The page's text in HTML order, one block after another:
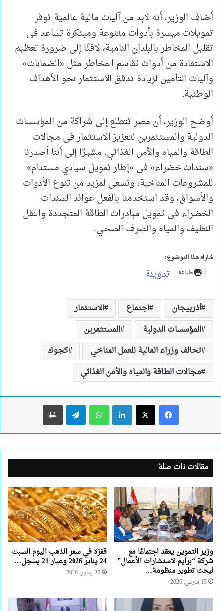
أضاف الوزير، أنه لابد من آليات مالية عالمية توفر
تمويلات ميسرة بأدوات متنوعة ومبتكرة تساعد فى
تقليل المخاطر بالبلدان النامية، لافتًا إلى ضرورة تعظيم
الاستفادة من أدوات تقاسم المخاطر مثل «الضمانات»
وآليات التأمين لزيادة تدفق الاستثمار نحو الأهداف
الوطنية.
أوضح الوزير، أن مصر تتطلع إلى شراكة من المؤسسات
الدولية والمستثمرين لتعزيز الاستثمار فى مجالات
الطاقة والمياه والأمن الغذائي، مشيرًا إلى أننا أصدرنا
«سندات خضراء» فى «إطار تمويل سيادي مستدام»
للمشروعات المناخية، ونسعى لمزيد من تنوع الأدوات
والأسواق، وقد استخدمنا بالفعل عوائد السندات
الخضراء فى تمويل مبادرات الطاقة المتجددة والنقل
النظيف والمياه والصرف الصحي.
شارك هذا الموضوع:
طباعة تدوينة
أذربيجان اجتماع
الاستثمار
المؤسسات الدولية
المستثمرين
تحالف وزراء المالية للعمل المناخي
كجوك
مجالات الطاقة والمياه والأمن الغذائي
لينكدإن واتساب تيلقرام طباعة
مقالات ذات صلة
وزير التموين يعقد اجتماعًا مع
شركة “برايم لاستشارات الأعمال”
لبحث تطوير منظومة…
15 مارس، 2026
قفزة في سعر الذهب اليوم السبت
24 يناير 2026 وعيار 21 يسجل…
25 يناير، 2026